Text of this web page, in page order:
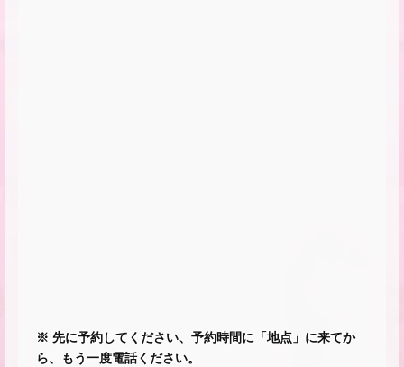
※ 先に予約してください、予約時間に「地点」に来てか
ら、もう一度電話ください。